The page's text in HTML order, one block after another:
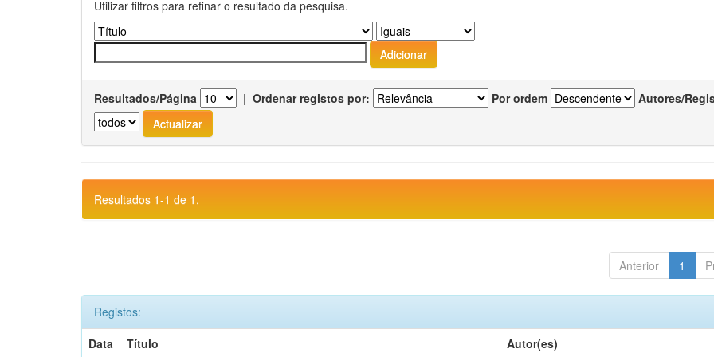
Utilizar filtros para refinar o resultado da pesquisa.
Resultados/Página | Ordenar registos por: Por ordem Autores/
Resultados 1-1 de 1.
Anterior 1
Registos:
Data
Título Autor(es)